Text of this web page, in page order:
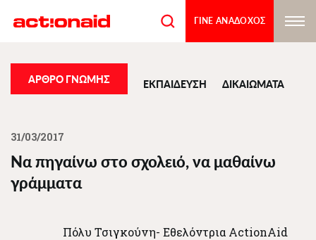
προς ΓΙΝΕ ΑΝΑΔΟΧΟΣ
ΑΡΘΡΟ ΓΝΩΜΗΣ ΕΚΠΑΙΔΕΥΣΗ ΔΙΚΑΙΩΜΑΤΑ
31/03/2017
Να πηγαίνω στο σχολειό, να μαθαίνω
γράμματα
Πόλυ Τσιγκούνη- Εθελόντρια ΑctionAid